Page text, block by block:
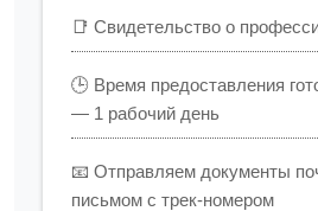
📑 Свидетельство о
🕒 Время предоставления
— 1 рабочий день
📧 Отправляем документы
письмом с трек-номером